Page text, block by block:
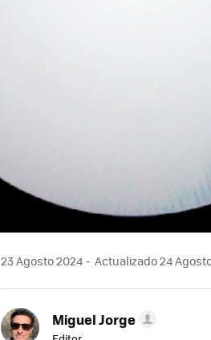
23 Agosto 2024 Actualizado 24
Miguel Jorge